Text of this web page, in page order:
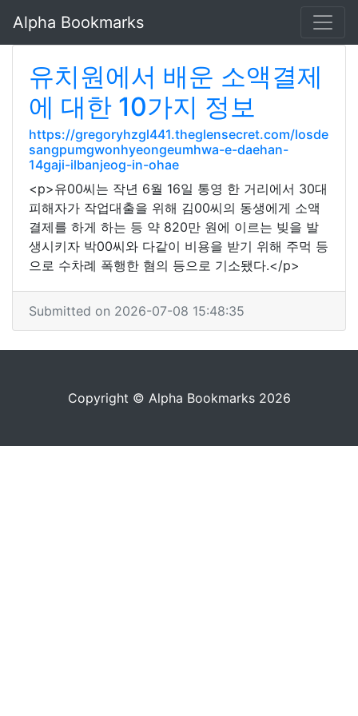
Alpha Bookmarks
유치원에서 배운 소액결제
에 대한 10가지 정보
https://gregoryhzgl441.theglensecret.com/losde
sangpumgwonhyeongeumhwa-e-daehan-
14gaji-ilbanjeog-in-ohae
<p>유00씨는 작년 6월 16일 통영 한 거리에서 30대
피해자가 작업대출을 위해 김00씨의 동생에게 소액
결제를 하게 하는 등 약 820만 원에 이르는 빚을 발
생시키자 박00씨와 다같이 비용을 받기 위해 주먹 등
으로 수차례 폭행한 혐의 등으로 기소됐다.</p>
Submitted on 2026-07-08 15:48:35
Copyright © Alpha Bookmarks 2026